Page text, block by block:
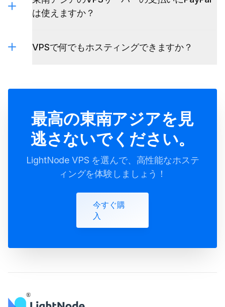
は使えますか？
VPSで何でもホスティングできますか？
最高の東南アジアを見
逃さないでください。
LightNode VPS を選んで、高性能なホステ
ィングを体験しましょう！
今すぐ購
入